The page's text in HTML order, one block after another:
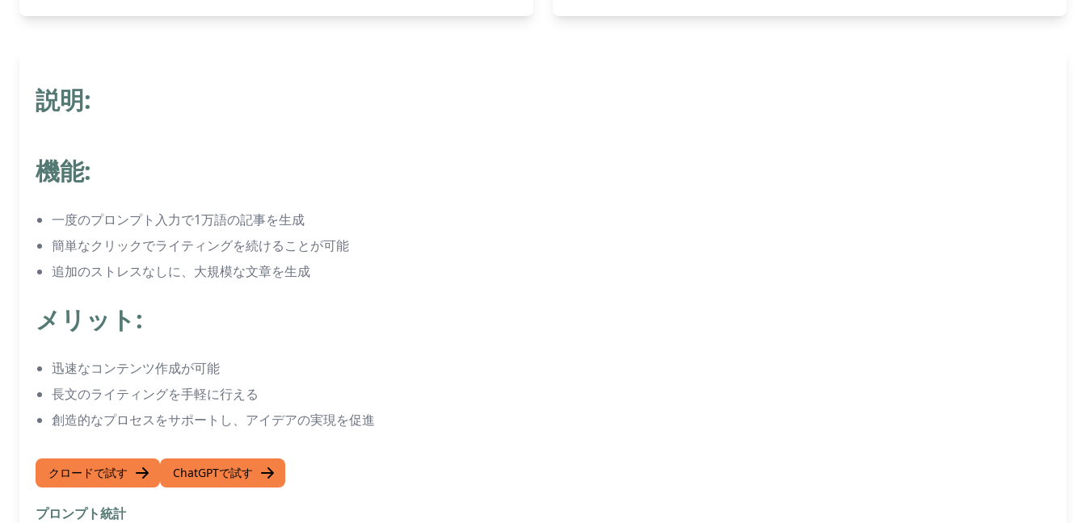
説明:
機能:
一度のプロンプト入力で1万語の記事を生成
簡単なクリックでライティングを続けることが可能
追加のストレスなしに、大規模な文章を生成
メリット:
迅速なコンテンツ作成が可能
長文のライティングを手軽に行える
創造的なプロセスをサポートし、アイデアの実現を促進
クロードで試す ChatGPTで試す
プロンプト統計